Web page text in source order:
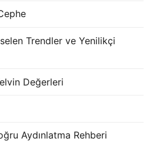
Trendler ve Yenilikçi
Değerleri
Aydınlatma Rehberi